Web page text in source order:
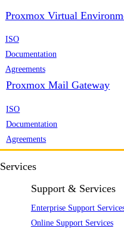
Proxmox Virtual
ISO
Documentation
Agreements
Proxmox Mail Gateway
ISO
Documentation
Agreements
Services
Support & Services
Enterprise Support
Online Support Services